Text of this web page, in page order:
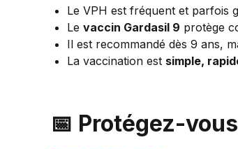
Le VPH est fréquent et parfois
Le vaccin Gardasil 9 protège
Il est recommandé dès 9 ans,
La vaccination est simple,
📅 Protégez-